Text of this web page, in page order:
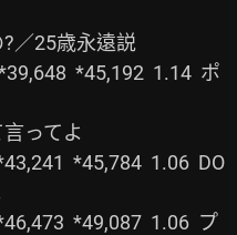
*45,192  1.14  ポ
*45,784  1.06  DO
*49,087  1.06  プ